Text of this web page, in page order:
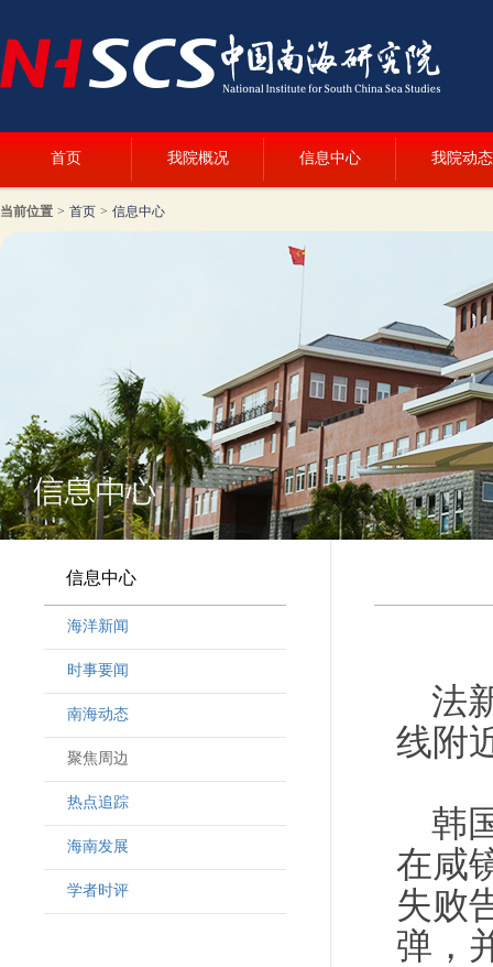
首页 我院概况 信息中心 我院动态
当前位置 > 首页 > 信息中心
信息中心
海洋新闻
时事要闻
南海动态
聚焦周边
热点追踪
海南发展
学者时评
法
线附
韩
在咸
失败
弹，